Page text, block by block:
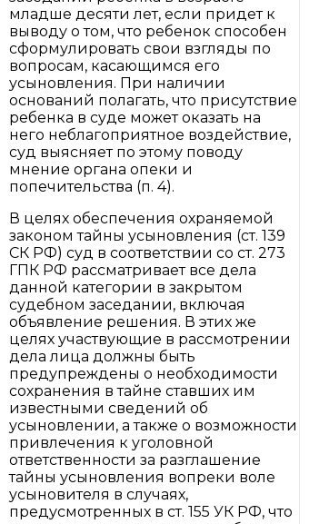
младше десяти лет, если придет к
выводу о том, что ребенок способен
сформулировать свои взгляды по
вопросам, касающимся его
усыновления. При наличии
оснований полагать, что присутствие
ребенка в суде может оказать на
него неблагоприятное воздействие,
суд выясняет по этому поводу
мнение органа опеки и
попечительства (п. 4).
В целях обеспечения охраняемой
законом тайны усыновления (ст. 139
СК РФ) суд в соответствии со ст. 273
ГПК РФ рассматривает все дела
данной категории в закрытом
судебном заседании, включая
объявление решения. В этих же
целях участвующие в рассмотрении
дела лица должны быть
предупреждены о необходимости
сохранения в тайне ставших им
известными сведений об
усыновлении, а также о возможности
привлечения к уголовной
ответственности за разглашение
тайны усыновления вопреки воле
усыновителя в случаях,
предусмотренных в ст. 155 УК РФ, что